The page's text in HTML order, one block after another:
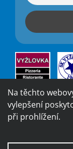
Na těchto
vylepšení
při prohlížení.